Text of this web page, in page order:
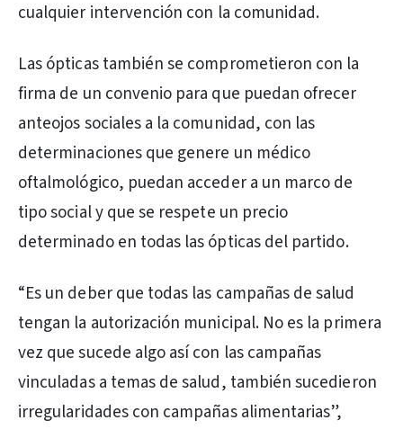
cualquier intervención con la comunidad.
Las ópticas también se comprometieron con la
firma de un convenio para que puedan ofrecer
anteojos sociales a la comunidad, con las
determinaciones que genere un médico
oftalmológico, puedan acceder a un marco de
tipo social y que se respete un precio
determinado en todas las ópticas del partido.
“Es un deber que todas las campañas de salud
tengan la autorización municipal. No es la primera
vez que sucede algo así con las campañas
vinculadas a temas de salud, también sucedieron
irregularidades con campañas alimentarias”,